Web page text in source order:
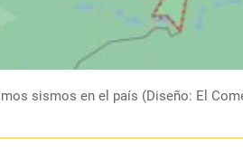
sismos en el país (Diseño: El